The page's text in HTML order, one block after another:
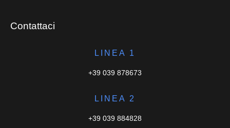
Contattaci
LINEA 1
+39 039 878673
LINEA 2
+39 039 884828